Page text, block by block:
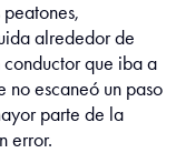
alrededor de
que iba a
escaneó un paso
parte de la
error.